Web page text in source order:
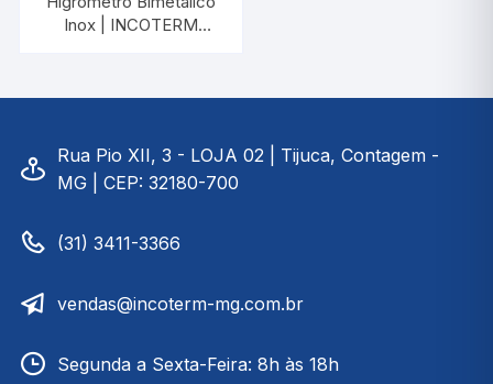
Inox | INCOTERM
Rua Pio XII, 3 - LOJA 02 | Tijuca, Contagem -
MG | CEP: 32180-700
(31) 3411-3366
vendas@incoterm-mg.com.br
Segunda a Sexta-Feira: 8h às 18h